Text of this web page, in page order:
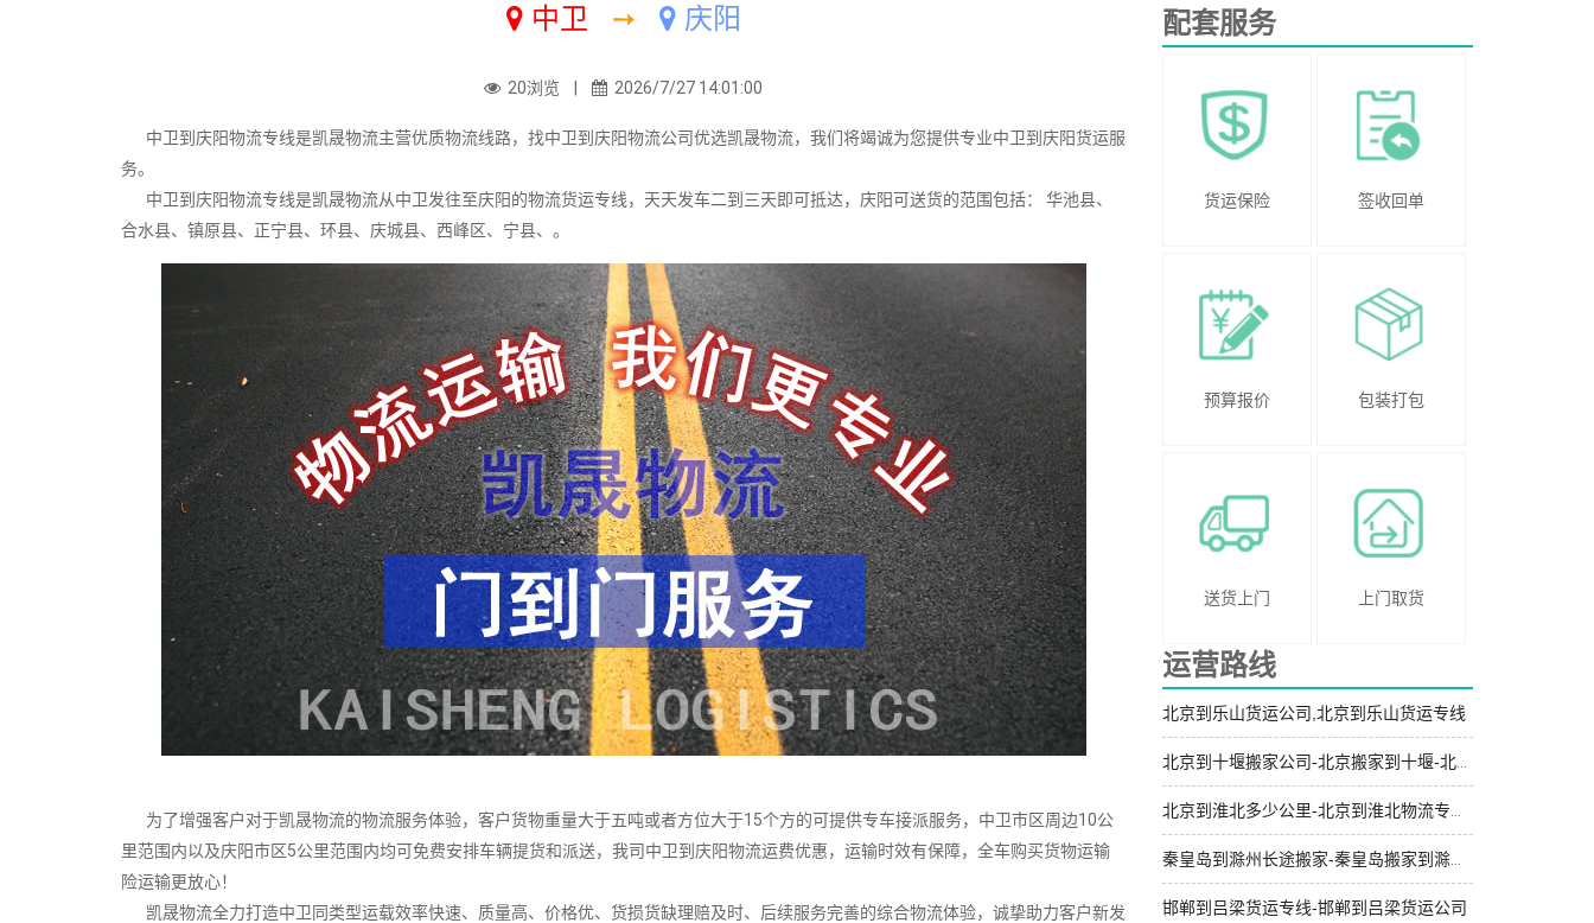
中卫 ➙ 庆阳
20浏览 | 2026/7/27 14:01:00
中卫到庆阳物流专线是凯晟物流主营优质物流线路，找中卫到庆阳物流公司优选凯晟物流，我们将竭诚为您提供专业中卫到庆阳货运服
务。
中卫到庆阳物流专线是凯晟物流从中卫发往至庆阳的物流货运专线，天天发车二到三天即可抵达，庆阳可送货的范围包括： 华池县、
合水县、镇原县、正宁县、环县、庆城县、西峰区、宁县、。
为了增强客户对于凯晟物流的物流服务体验，客户货物重量大于五吨或者方位大于15个方的可提供专车接派服务，中卫市区周边10公
里范围内以及庆阳市区5公里范围内均可免费安排车辆提货和派送，我司中卫到庆阳物流运费优惠，运输时效有保障，全车购买货物运输
险运输更放心！
凯晟物流全力打造中卫同类型运载效率快速、质量高、价格优、货损货缺理赔及时、后续服务完善的综合物流体验，诚挚助力客户新发
配套服务
货运保险 签收回单
预算报价 包装打包
送货上门 上门取货
运营路线
北京到乐山货运公司,北京到乐山货运专线
北京到十堰搬家公司-北京搬家到十堰-北京到十堰长途搬家
北京到淮北多少公里-北京到淮北物流专线-送货到门
秦皇岛到滁州长途搬家-秦皇岛搬家到滁州-秦皇岛到滁州搬家公司
邯郸到吕梁货运专线-邯郸到吕梁货运公司